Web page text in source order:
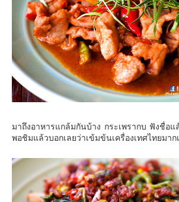
มาถึงอาหารแกล้มกันบ้าง กระเพรากบ ฟังชื่อ
พอชิมแล้วบอกเลยว่าเข้มข้นเครื่องเทศไทยมาก